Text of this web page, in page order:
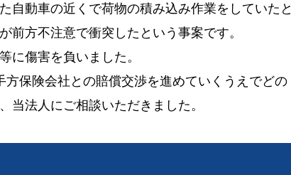
自動車の近くで荷物の積み込み作業をしていたと
前方不注意で衝突したという事案です。
に傷害を負いました。
保険会社との賠償交渉を進めていくうえでどの
当法人にご相談いただきました。